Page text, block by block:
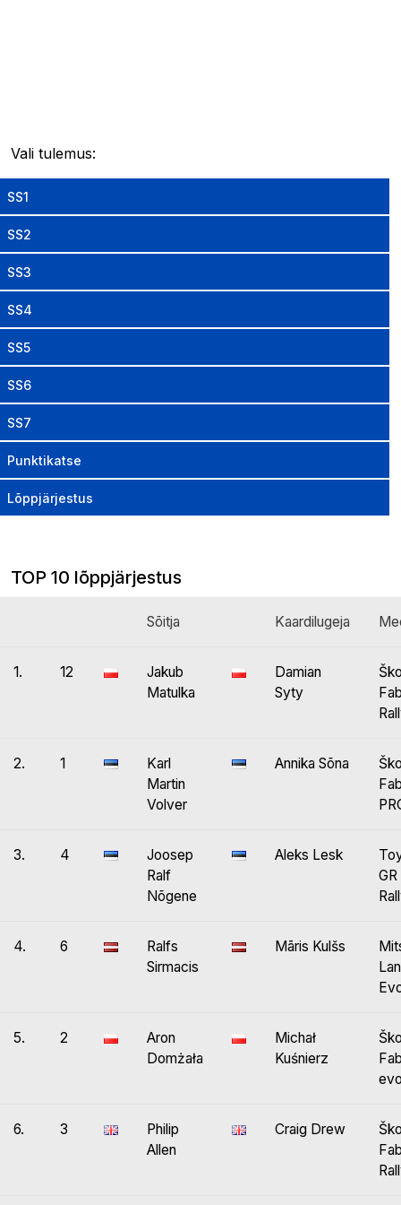
Vali tulemus:
SS1
SS2
SS3
SS4
SS5
SS6
SS7
Punktikatse
Lõppjärjestus
TOP 10 lõppjärjestus
Sõitja Kaardilugeja
1. 12
Jakub
Matulka
Damian
Syty
2. 1
Karl
Martin
Volver
Annika Sõna
3. 4
Joosep
Ralf
Nõgene
Aleks Lesk
4. 6
Ralfs
Sirmacis
Māris Kulšs
5. 2
Aron
Domżała
Michał
Kuśnierz
6. 3
Philip
Allen
Craig Drew